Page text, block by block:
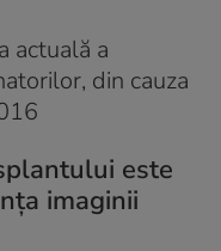
actuală a
din cauza
este
imaginii